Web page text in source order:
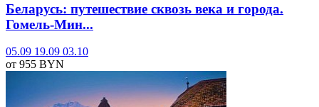
Беларусь: путешествие сквозь века и города.
Гомель-Мин...
05.09 19.09 03.10
от 955 BYN